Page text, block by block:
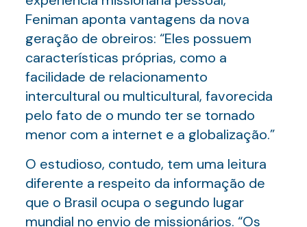
Feniman aponta vantagens da nova
geração de obreiros: “Eles possuem
características próprias, como a
facilidade de relacionamento
intercultural ou multicultural, favorecida
pelo fato de o mundo ter se tornado
menor com a internet e a globalização.”
O estudioso, contudo, tem uma leitura
diferente a respeito da informação de
que o Brasil ocupa o segundo lugar
mundial no envio de missionários. “Os